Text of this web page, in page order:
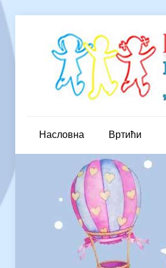
Насловна Вртићи